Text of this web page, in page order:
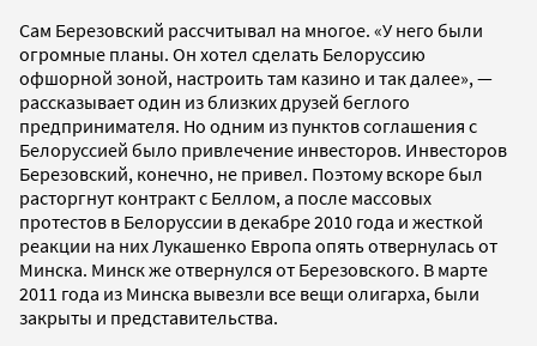
Сам Березовский рассчитывал на многое. «У него были
огромные планы. Он хотел сделать Белоруссию
офшорной зоной, настроить там казино и так далее», —
рассказывает один из близких друзей беглого
предпринимателя. Но одним из пунктов соглашения с
Белоруссией было привлечение инвесторов. Инвесторов
Березовский, конечно, не привел. Поэтому вскоре был
расторгнут контракт с Беллом, а после массовых
протестов в Белоруссии в декабре 2010 года и жесткой
реакции на них Лукашенко Европа опять отвернулась от
Минска. Минск же отвернулся от Березовского. В марте
2011 года из Минска вывезли все вещи олигарха, были
закрыты и представительства.